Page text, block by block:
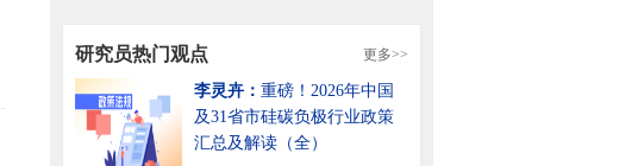
更多>>
研究员热门观点
李灵卉： 重磅！2026年中国
及31省市硅碳负极行业政策
汇总及解读（全）